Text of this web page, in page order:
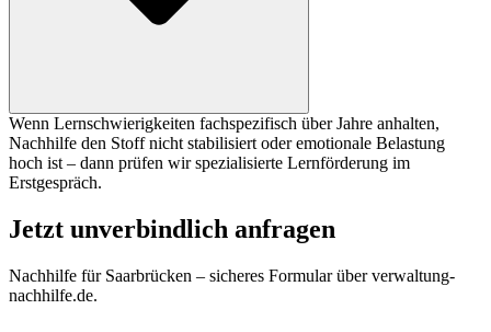
Wenn Lernschwierigkeiten fachspezifisch über Jahre anhalten,
Nachhilfe den Stoff nicht stabilisiert oder emotionale Belastung
hoch ist – dann prüfen wir spezialisierte Lernförderung im
Erstgespräch.
Jetzt unverbindlich anfragen
Nachhilfe für Saarbrücken – sicheres Formular über verwaltung-
nachhilfe.de.